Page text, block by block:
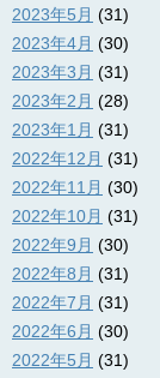
2023年5月 (31)
2023年4月 (30)
2023年3月 (31)
2023年2月 (28)
2023年1月 (31)
2022年12月 (31)
2022年11月 (30)
2022年10月 (31)
2022年9月 (30)
2022年8月 (31)
2022年7月 (31)
2022年6月 (30)
2022年5月 (31)